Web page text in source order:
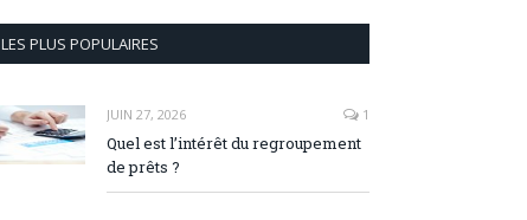
LES PLUS POPULAIRES
JUIN 27, 2026 1
Quel est l’intérêt du regroupement
de prêts ?